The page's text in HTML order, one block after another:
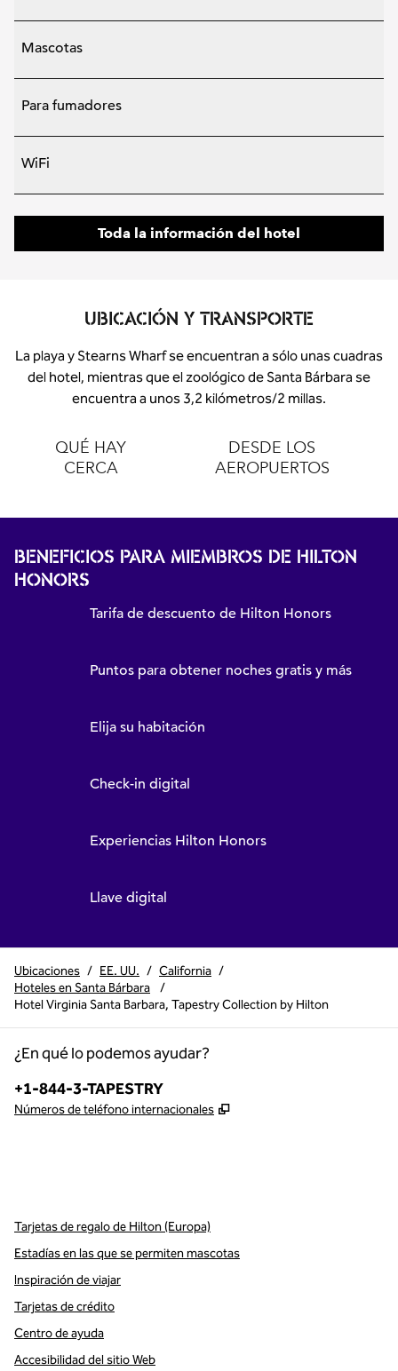
Mascotas
Para fumadores
WiFi
Toda la información del hotel
UBICACIÓN Y TRANSPORTE
La playa y Stearns Wharf se encuentran a sólo unas cuadras
del hotel, mientras que el zoológico de Santa Bárbara se
encuentra a unos 3,2 kilómetros/2 millas.
QUÉ HAY
CERCA
DESDE LOS
AEROPUERTOS
BENEFICIOS PARA MIEMBROS DE HILTON
HONORS
Tarifa de descuento de Hilton Honors
Puntos para obtener noches gratis y más
Elija su habitación
Check-in digital
Experiencias Hilton Honors
Llave digital
Ubicaciones / EE. UU. / California /
Hoteles en Santa Bárbara
/
Hotel Virginia Santa Barbara, Tapestry Collection by Hilton
¿En qué lo podemos ayudar?
Teléfono:
+1-844-3-TAPESTRY
Números de teléfono internacionales ,
Tarjetas de regalo de Hilton (Europa)
Estadías en las que se permiten mascotas
Inspiración de viajar
Tarjetas de crédito
Centro de ayuda
Accesibilidad del sitio Web